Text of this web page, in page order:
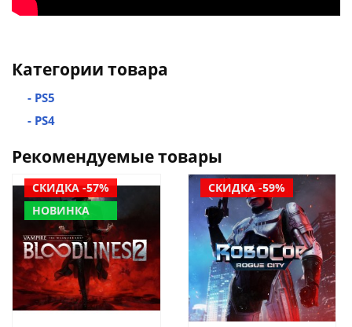
Категории товара
- PS5
- PS4
Рекомендуемые товары
СКИДКА -57%
НОВИНКА
СКИДКА -59%